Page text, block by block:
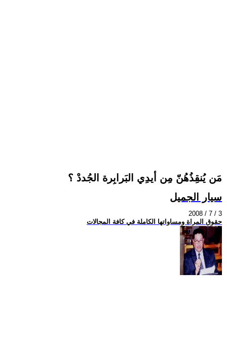
مَن يُنقِذُهُنّ مِن أيدِي البَرابِرة الجُددْ ؟
سيار الجميل
2008 / 7 / 3
حقوق المراة ومساواتها الكاملة في كافة المجالات